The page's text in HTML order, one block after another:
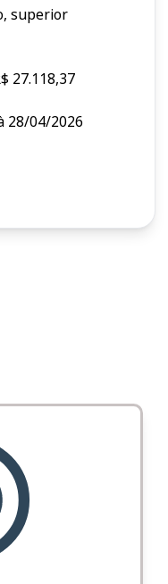
superior
27.118,37
28/04/2026